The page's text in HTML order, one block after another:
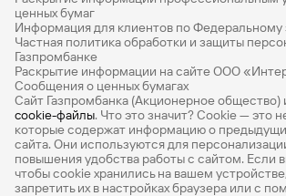
Виртуальная карта
Дебетовая карта
(архивная)
Все накопительные счета
Банковские вклады на 3 месяца
Вклады с высоким процентом
Калькулятор вкладов
Виртуальные карты
Премиум
ценных бумаг
Информация для клиентов по
Частная политика обработки и защиты
Газпромбанке
Раскрытие информации на сайте ООО
Сообщения о ценных бумагах
Сайт Газпромбанка (Акционерное общество)
cookie-файлы. Что это значит? Сookie — это
которые содержат информацию о
сайта. Они используются для
повышения удобства работы с сайтом. Если
чтобы сookie хранились на вашем
запретить их в настройках браузера или с